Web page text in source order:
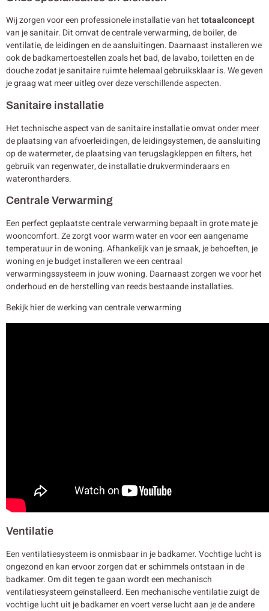
Wij zorgen voor een professionele installatie van hettotaalconcept
van je sanitair. Dit omvat de centrale verwarming, de boiler, de
ventilatie, de leidingen en de aansluitingen. Daarnaast installeren we
ook de badkamertoestellen zoals het bad, de lavabo, toiletten en de
douche zodat je sanitaire ruimte helemaal gebruiksklaar is. We geven
je graag wat meer uitleg over deze verschillende aspecten.
Sanitaire installatie
Het technische aspect van de sanitaire installatie omvat onder meer
de plaatsing van afvoerleidingen, de leidingsystemen, de aansluiting
op de watermeter, de plaatsing van terugslagkleppen en filters, het
gebruik van regenwater, de installatie drukverminderaars en
waterontharders.
Centrale Verwarming
Een perfect geplaatste centrale verwarming bepaalt in grote mate je
wooncomfort. Ze zorgt voor warm water en voor een aangename
temperatuur in de woning. Afhankelijk van je smaak, je behoeften, je
woning en je budget installeren we een centraal
verwarmingssysteem in jouw woning. Daarnaast zorgen we voor het
onderhoud en de herstelling van reeds bestaande installaties.
Bekijk hier de werking van centrale verwarming
Ventilatie
Een ventilatiesysteem is onmisbaar in je badkamer. Vochtige lucht is
ongezond en kan ervoor zorgen dat er schimmels ontstaan in de
badkamer. Om dit tegen te gaan wordt een mechanisch
ventilatiesysteem geïnstalleerd. Een mechanische ventilatie zuigt de
vochtige lucht uit je badkamer en voert verse lucht aan je de andere